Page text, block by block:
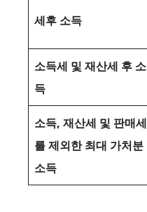
세후 소득
소득세 및 재산세 후 소
득
소득, 재산세 및 판매세
를 제외한 최대 가처분
소득